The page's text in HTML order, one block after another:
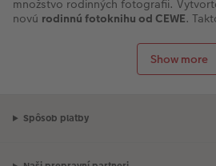
Show more
množstvo rodinných fotografii.
novú rodinnú fotoknihu od CEWE.
vracať do minulosti alebo ju
rodiny ako milý darček a spomienku.
si prídu na svoje aj deti, ktoré takto
Rodinný fotoalbum so všetkými
Spôsob platby